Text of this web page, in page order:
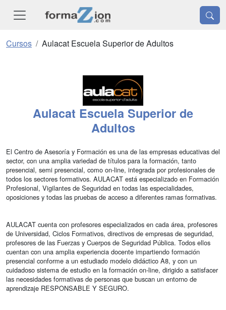
Cursos Aulacat Escuela Superior de Adultos
Aulacat Escuela Superior de
Adultos
El Centro de Asesoría y Formación es una de las empresas educativas del
sector, con una amplia variedad de títulos para la formación, tanto
presencial, semi presencial, como on-line, integrada por profesionales de
todos los sectores formativos. AULACAT está especializado en Formación
Profesional, Vigilantes de Seguridad en todas las especialidades,
oposiciones y todas las pruebas de acceso a diferentes ramas formativas.
AULACAT cuenta con profesores especializados en cada área, profesores
de Universidad, Ciclos Formativos, directivos de empresas de seguridad,
profesores de las Fuerzas y Cuerpos de Seguridad Pública. Todos ellos
cuentan con una amplia experiencia docente impartiendo formación
presencial conforme a un estudiado modelo didáctico A8, y con un
cuidadoso sistema de estudio en la formación on-line, dirigido a satisfacer
las necesidades formativas de personas que buscan un entorno de
aprendizaje RESPONSABLE Y SEGURO.